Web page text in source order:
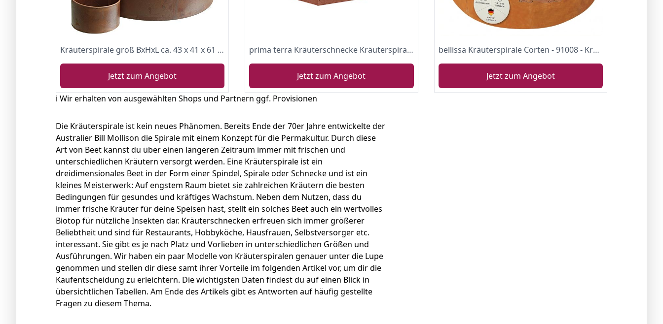
Kräuterspirale groß BxHxL ca. 43 x 41 x 61 cm edelrost metall
Jetzt zum Angebot
prima terra Kräuterschnecke Kräuterspirale 78x78cm Höhe 60cm eckig Edelrost
Jetzt zum Angebot
bellissa Kräuterspirale Corten - 91008 - Kräuterschnecke aus Cortenstahl - 5-teiliger Bausatz - 130 x 140 x 80 cm
Jetzt zum Angebot
ℹ️ Wir erhalten von ausgewählten Shops und Partnern ggf. Provisionen
Die Kräuterspirale ist kein neues Phänomen. Bereits Ende der 70er Jahre entwickelte der
Australier Bill Mollison die Spirale mit einem Konzept für die Permakultur. Durch diese
Art von Beet kannst du über einen längeren Zeitraum immer mit frischen und
unterschiedlichen Kräutern versorgt werden. Eine Kräuterspirale ist ein
dreidimensionales Beet in der Form einer Spindel, Spirale oder Schnecke und ist ein
kleines Meisterwerk: Auf engstem Raum bietet sie zahlreichen Kräutern die besten
Bedingungen für gesundes und kräftiges Wachstum. Neben dem Nutzen, dass du
immer frische Kräuter für deine Speisen hast, stellt ein solches Beet auch ein wertvolles
Biotop für nützliche Insekten dar. Kräuterschnecken erfreuen sich immer größerer
Beliebtheit und sind für Restaurants, Hobbyköche, Hausfrauen, Selbstversorger etc.
interessant. Sie gibt es je nach Platz und Vorlieben in unterschiedlichen Größen und
Ausführungen. Wir haben ein paar Modelle von Kräuterspiralen genauer unter die Lupe
genommen und stellen dir diese samt ihrer Vorteile im folgenden Artikel vor, um dir die
Kaufentscheidung zu erleichtern. Die wichtigsten Daten findest du auf einen Blick in
übersichtlichen Tabellen. Am Ende des Artikels gibt es Antworten auf häufig gestellte
Fragen zu diesem Thema.